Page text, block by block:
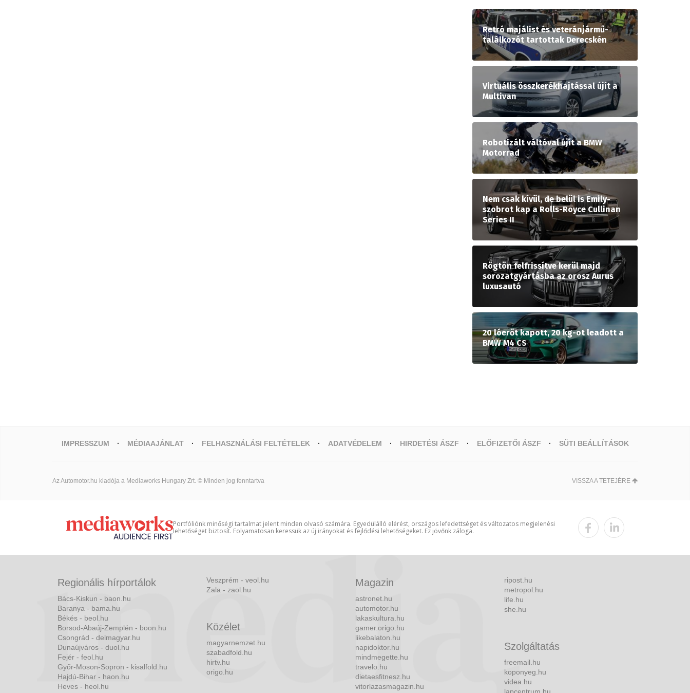
Retró majálist és veteránjármű-
találkozót tartottak Derecskén
Virtuális összkerékhajtással újít a
Multivan
Robotizált váltóval újít a BMW
Motorrad
Nem csak kívül, de belül is Emily-
szobrot kap a Rolls-Royce Cullinan
Series II
Rögtön felfrissítve kerül majd
sorozatgyártásba az orosz Aurus
luxusautó
20 lóerőt kapott, 20 kg-ot leadott a
BMW M4 CS
IMPRESSZUM MÉDIAAJÁNLAT FELHASZNÁLÁSI FELTÉTELEK ADATVÉDELEM HIRDETÉSI ÁSZF ELŐFIZETŐI ÁSZF SÜTI BEÁLLÍTÁSOK
Az Automotor.hu kiadója a Mediaworks Hungary Zrt. © Minden jog fenntartva VISSZA A TETEJÉRE
Portfóliónk minőségi tartalmat jelent minden olvasó számára. Egyedülálló elérést, országos lefedettséget és változatos megjelenési
lehetőséget biztosít. Folyamatosan keressük az új irányokat és fejlődési lehetőségeket. Ez jövőnk záloga.
Regionális hírportálok
Bács-Kiskun - baon.hu
Baranya - bama.hu
Békés - beol.hu
Borsod-Abaúj-Zemplén - boon.hu
Csongrád - delmagyar.hu
Dunaújváros - duol.hu
Fejér - feol.hu
Győr-Moson-Sopron - kisalfold.hu
Hajdú-Bihar - haon.hu
Heves - heol.hu
Veszprém - veol.hu
Zala - zaol.hu
Közélet
magyarnemzet.hu
szabadfold.hu
hirtv.hu
origo.hu
Magazin
astronet.hu
automotor.hu
lakaskultura.hu
gamer.origo.hu
likebalaton.hu
napidoktor.hu
mindmegette.hu
travelo.hu
dietaesfitnesz.hu
vitorlazasmagazin.hu
ripost.hu
metropol.hu
life.hu
she.hu
Szolgáltatás
freemail.hu
koponyeg.hu
videa.hu